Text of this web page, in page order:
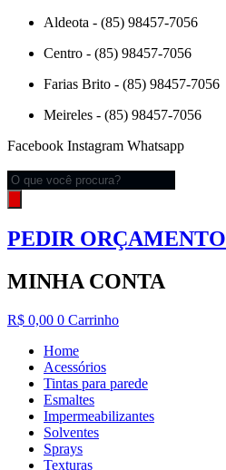
Aldeota - (85) 98457-7056
Centro - (85) 98457-7056
Farias Brito - (85) 98457-7056
Meireles - (85) 98457-7056
Facebook Instagram Whatsapp
Pesquisar
produtos
PEDIR ORÇAMENTO
MINHA CONTA
R$ 0,00 0 Carrinho
Home
Acessórios
Tintas para parede
Esmaltes
Impermeabilizantes
Solventes
Sprays
Texturas